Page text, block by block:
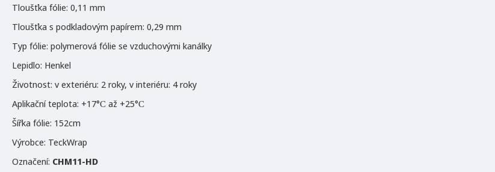
Tloušťka fólie: 0,11 mm
Tloušťka s podkladovým papírem: 0,29 mm
Typ fólie: polymerová fólie se vzduchovými kanálky
Lepidlo: Henkel
Životnost: v exteriéru: 2 roky, v interiéru: 4 roky
Aplikační teplota: +17°С až +25°С
Šířka fólie: 152cm
Výrobce: TeckWrap
Označení: CHM11-HD